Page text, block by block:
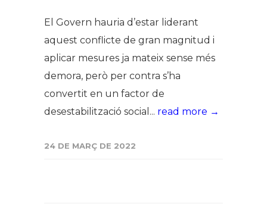
El Govern hauria d’estar liderant
aquest conflicte de gran magnitud i
aplicar mesures ja mateix sense més
demora, però per contra s’ha
convertit en un factor de
desestabilització social... read more →
24 DE MARÇ DE 2022